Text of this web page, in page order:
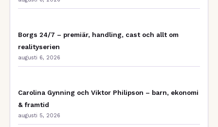
Borgs 24/7 – premiär, handling, cast och allt om
realityserien
augusti 6, 2026
Carolina Gynning och Viktor Philipson – barn, ekonomi
& framtid
augusti 5, 2026